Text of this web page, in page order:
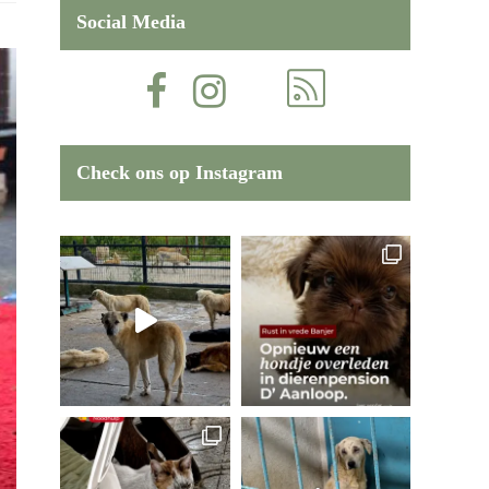
Social Media
Check ons op Instagram